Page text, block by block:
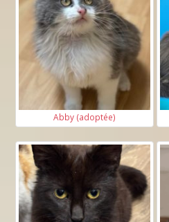
Abby (adoptée)